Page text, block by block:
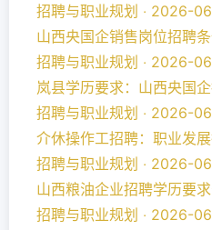
招聘与职业规划 ‧ 2026-
山西央国企销售岗位招聘
招聘与职业规划 ‧ 2026-
岚县学历要求：山西央国
招聘与职业规划 ‧ 2026-
介休操作工招聘：职业发
招聘与职业规划 ‧ 2026-
山西粮油企业招聘学历要
招聘与职业规划 ‧ 2026-